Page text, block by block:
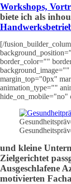
Workshops,
biete ich als
[/
border_color=""
margin_top="0px"
animation_type=""
hide_on_mobile="no"
und kleine
Zielgerichtet
Ausgeschlafene
motivierten